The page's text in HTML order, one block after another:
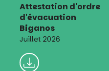
Attestation d'ordre
d'évacuation
Biganos
Juillet 2026